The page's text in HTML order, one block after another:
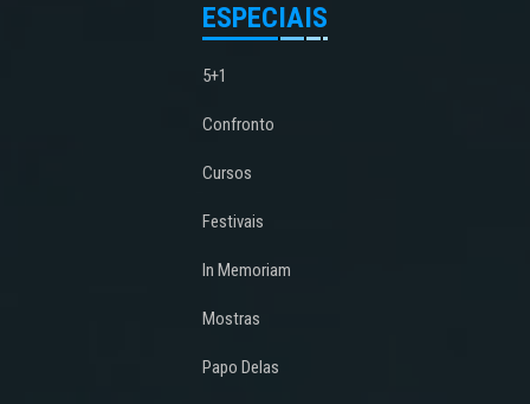
ESPECIAIS
5+1
Confronto
Cursos
Festivais
In Memoriam
Mostras
Papo Delas